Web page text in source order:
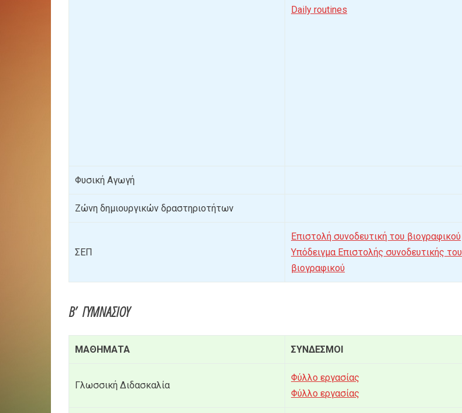
Daily routines
Φυσική Αγωγή
Ζώνη δημιουργικών δραστηριοτήτων
ΣΕΠ
Επιστολή συνοδευτική του βιογραφικού
Υπόδειγμα Επιστολής συνοδευτικής του
βιογραφικού
Β’ ΓΥΜΝΑΣΙΟΥ
ΜΑΘΗΜΑΤΑ ΣΥΝΔΕΣΜΟΙ
Γλωσσική Διδασκαλία
Φύλλο εργασίας
Φύλλο εργασίας